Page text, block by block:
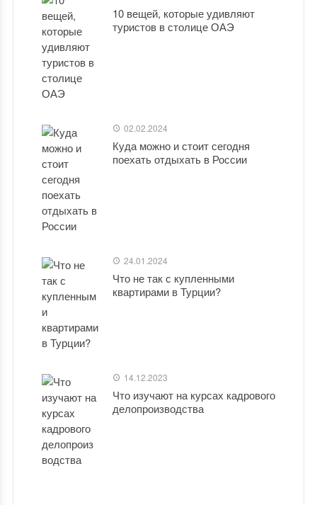
10 вещей, которые удивляют
туристов в столице ОАЭ
02.02.2024
Куда можно и стоит сегодня
поехать отдыхать в России
24.01.2024
Что не так с купленными
квартирами в Турции?
14.12.2023
Что изучают на курсах кадрового
делопроизводства